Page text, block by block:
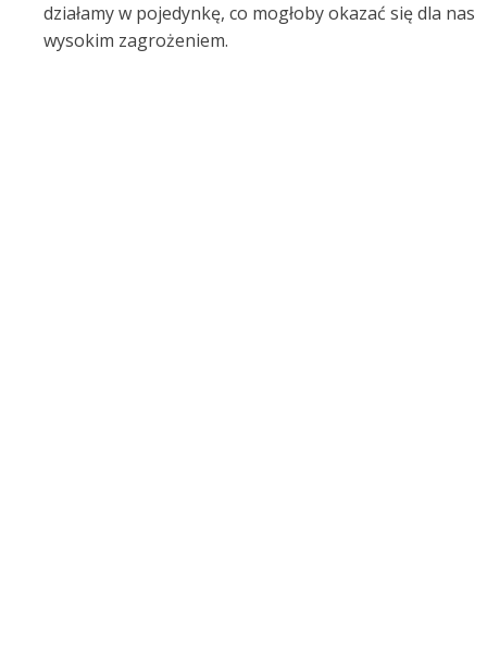
działamy w pojedynkę, co mogłoby okazać się dla nas
wysokim zagrożeniem.